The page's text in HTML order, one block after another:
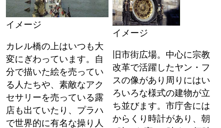
イメージ
カレル橋の上はいつも大
変にぎわっています。自
分で描いた絵を売ってい
る人たちや、素敵なアク
セサリーを売っている露
店も出ていたり、プラハ
で世界的に有名な操り人
イメージ
旧市街広場。中心に宗教
改革で活躍したヤン・フ
スの像があり周りにはい
ろいろな様式の建物が立
ち並びます。市庁舎には
からくり時計があり、朝